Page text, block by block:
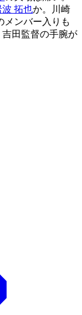
波 拓也か。川崎
メンバー入りも
田監督の手腕が